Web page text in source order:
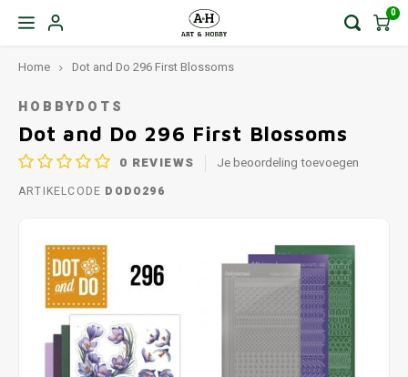
0
Home Dot and Do 296 First Blossoms
HOBBYDOTS
Dot and Do 296 First Blossoms
0 REVIEWS Je beoordeling toevoegen
ARTIKELCODE DODO296